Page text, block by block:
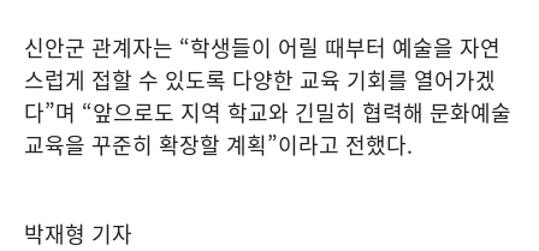
신안군 관계자는 “학생들이 어릴 때부터 예술을 자연
스럽게 접할 수 있도록 다양한 교육 기회를 열어가겠
다”며 “앞으로도 지역 학교와 긴밀히 협력해 문화예술
교육을 꾸준히 확장할 계획”이라고 전했다.
박재형 기자